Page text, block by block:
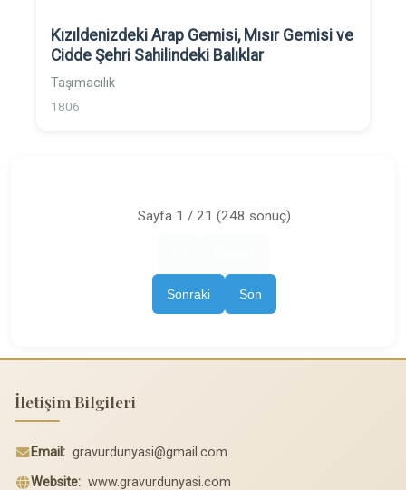
Kızıldenizdeki Arap Gemisi, Mısır Gemisi ve
Cidde Şehri Sahilindeki Balıklar
Taşımacılık
1806
Sayfa 1 / 21 (248 sonuç)
Sonraki Son
İletişim Bilgileri
Email: gravurdunyasi@gmail.com
Website: www.gravurdunyasi.com